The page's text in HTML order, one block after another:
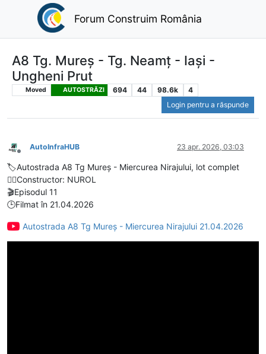
Forum Construim România
A8 Tg. Mureș - Tg. Neamț - Iași -
Ungheni Prut
Moved AUTOSTRĂZI 694 44 98.6k
4
Login pentru a răspunde
Deconectat
AutoInfraHUB 23 apr. 2026, 03:03
🏷️Autostrada A8 Tg Mureș - Miercurea Nirajului, lot complet
👷‍♂️Constructor: NUROL
🎬Episodul 11
🕒Filmat în 21.04.2026
Autostrada A8 Tg Mureș - Miercurea Nirajului 21.04.2026